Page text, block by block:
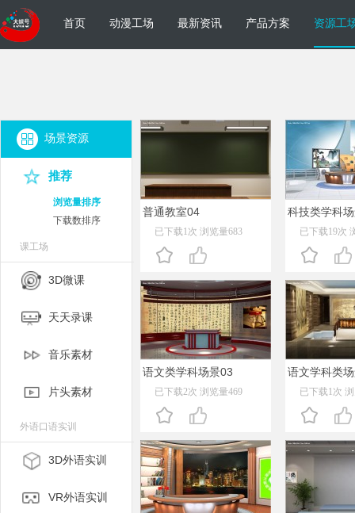
首页 动漫工场 最新资讯 产品方案 资源工
场景资源
推荐
浏览量排序
下载数排序
课工场
3D微课
天天录课
音乐素材
片头素材
外语口语实训
3D外语实训
VR外语实训
普通教室04
已下载1次 浏览量683
科技类学科
已下载19次
语文类学科场景03
已下载2次 浏览量469
语文学科类
已下载1次